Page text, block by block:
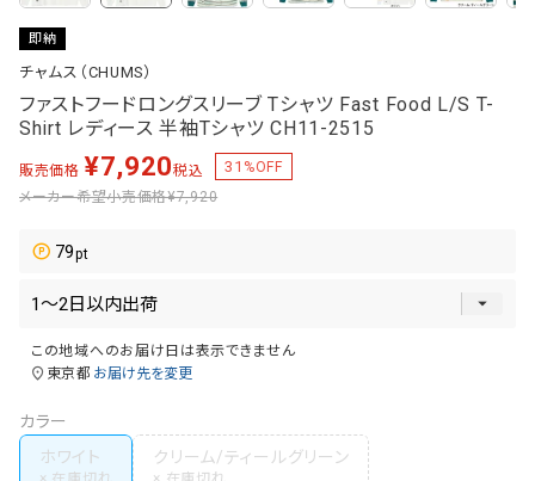
即納
チャムス（CHUMS）
ファストフードロングスリーブ Tシャツ Fast Food L/S T-
Shirt レディース 半袖Tシャツ CH11-2515
販売価格 ¥7,920税込 31 %OFF
メーカー希望小売価格¥7,920
79
この地域へのお届け日は表示できません
東京都 お届け先を変更
カラー
ホワイト
クリーム/ティールグリーン